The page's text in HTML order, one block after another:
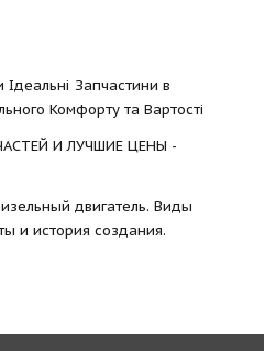
Запчастини в
Комфорту та Вартості
И ЛУЧШИЕ ЦЕНЫ -
двигатель. Виды
и история создания.